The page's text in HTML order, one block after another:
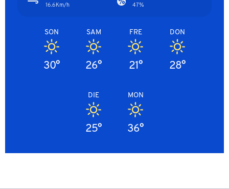
47%
16.6Km/h
DON
28°
FRE
21°
SAM
26°
SON
30°
MON
36°
DIE
25°